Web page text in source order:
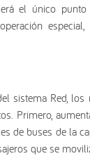
el único
sistema Red, los
Primero,
de buses de la
que se